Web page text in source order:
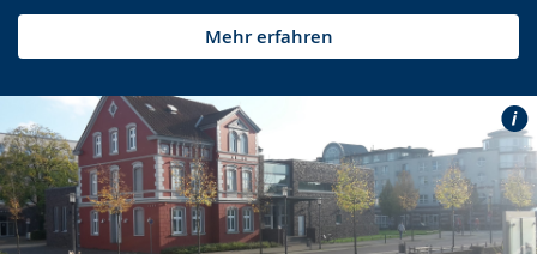
Mehr erfahren